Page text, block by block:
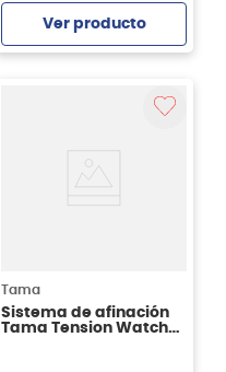
Ver producto
Tama
Sistema de afinación
Tama Tension Watch